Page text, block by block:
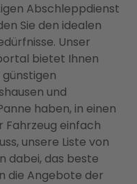
Abschleppdienst
Sie den idealen
Unser
bietet Ihnen
und
haben, in einen
Fahrzeug einfach
unsere Liste von
dabei, das beste
die Angebote der